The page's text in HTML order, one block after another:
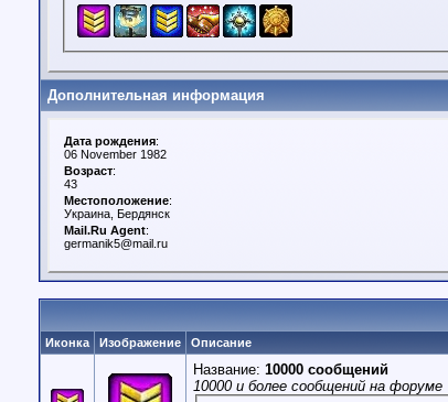
Дополнительная информация
Дата рождения:
06 November 1982
Возраст:
43
Местоположение:
Украина, Бердянск
Mail.Ru Agent:
germanik5@mail.ru
Иконка Изображение Описание
Название: 10000 сообщений
10000 и более сообщений на форуме